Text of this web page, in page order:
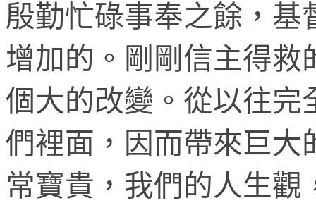
殷勤忙碌事奉之餘，基
增加的。剛剛信主得救
個大的改變。從以往完
們裡面，因而帶來巨大
常寶貴，我們的人生